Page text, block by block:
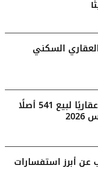
العقاري السكني
«إنفاذ» يشرف على 46 مزادًا عقاريًا لبيع 541 أصلًا
عن أبرز استفسارات